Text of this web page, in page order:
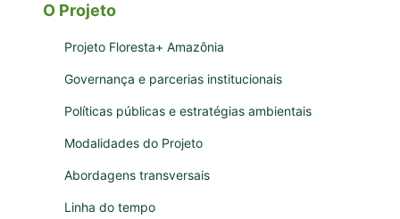
O Projeto
Projeto Floresta+ Amazônia
Governança e parcerias institucionais
Políticas públicas e estratégias ambientais
Modalidades do Projeto
Abordagens transversais
Linha do tempo